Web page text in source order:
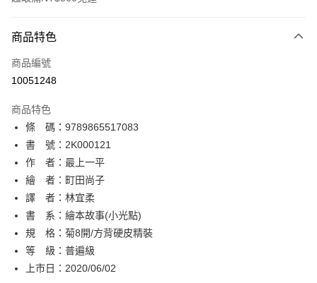
信用卡一次付款
超商取貨付款
相關說明
【關於「AFTEE先享後付」】
AFTEE先享後付是「在收到商品之後才付款」的支付方式。 讓您購物簡單
便利好安心！
１．簡單：不需註冊會員、不需綁卡、不需儲值。
２．便利：只要手機號碼，簡訊認證，即可結帳。
３．安心：先確認商品／服務後，再付款。
【「AFTEE先享後付」結帳流程】
１．於結帳方式選擇「AFTEE先享後付」後，將跳轉至「AFTEE先享後付」
結帳頁面，進行簡訊認證並確認金額後，即可完成結帳。
２．訂單成立數日內，您將收到繳費通知簡訊。
３．收到繳費通知簡訊後14天內，點擊此簡訊中的連結，可透過四大超商／
ATM付款
運送方式
全家取貨付款
每筆NT$80，滿NT$500(含以上)免運費
付款後全家取貨
每筆NT$80，滿NT$500(含以上)免運費
商品特色
商品編號
10051248
商品特色
條 碼：9789865517083
書 號：2K000121
作 者：最上一平
繪 者：町田尚子
譯 者：林宜柔
書 系：繪本故事(小光點)
規 格：菊8開/方背硬皮精裝
等 級：普遍級
上市日：2020/06/02